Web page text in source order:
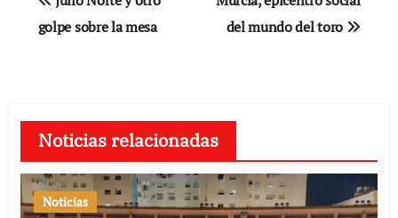
de
golpe sobre la mesa
del mundo del toro
Noticias relacionadas
Noticias